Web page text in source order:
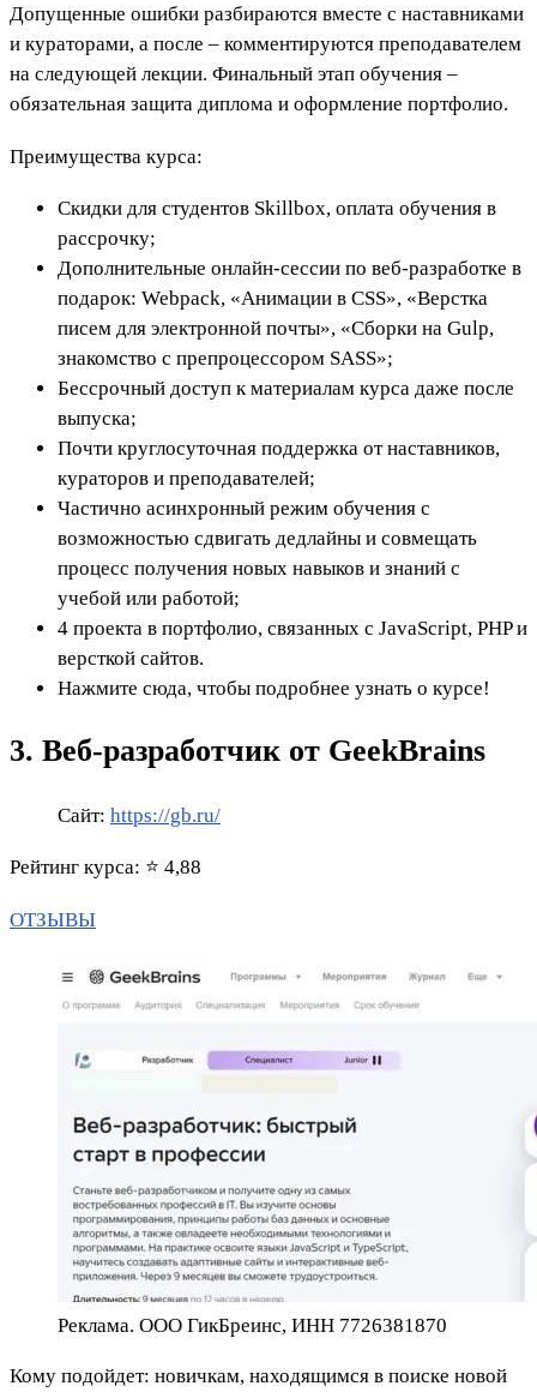
Допущенные ошибки разбираются вместе с наставниками
и кураторами, а после – комментируются преподавателем
на следующей лекции. Финальный этап обучения –
обязательная защита диплома и оформление портфолио.
Преимущества курса:
Скидки для студентов Skillbox, оплата обучения в
рассрочку;
Дополнительные онлайн-сессии по веб-разработке в
подарок: Webpack, «Анимации в CSS», «Верстка
писем для электронной почты», «Сборки на Gulp,
знакомство с препроцессором SASS»;
Бессрочный доступ к материалам курса даже после
выпуска;
Почти круглосуточная поддержка от наставников,
кураторов и преподавателей;
Частично асинхронный режим обучения с
возможностью сдвигать дедлайны и совмещать
процесс получения новых навыков и знаний с
учебой или работой;
4 проекта в портфолио, связанных с JavaScript, PHP и
версткой сайтов.
Нажмите сюда, чтобы подробнее узнать о курсе!
3. Веб-разработчик от GeekBrains
Сайт: https://gb.ru/
Рейтинг курса: ⭐ 4,88
ОТЗЫВЫ
Реклама. ООО ГикБреинс, ИНН 7726381870
Кому подойдет: новичкам, находящимся в поиске новой